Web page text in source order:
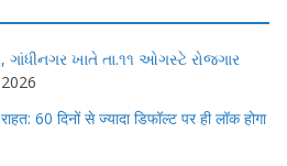
ગાંધીનગર ખાતે તા.૧૧ ઓગસ્ટે રોજગાર
60 दिनों से ज्यादा डिफॉल्ट पर ही लॉक होगा